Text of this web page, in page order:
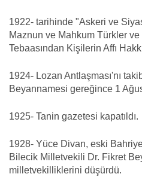
1922- tarihinde "Askeri ve
Maznun ve Mahkum Türkler
Tebaasından Kişilerin Affı
1924- Lozan Antlaşması'nı
Beyannamesi gereğince 1
1925- Tanin gazetesi kapatıldı.
1928- Yüce Divan, eski
Bilecik Milletvekili Dr. Fikret
milletvekilliklerini düşürdü.